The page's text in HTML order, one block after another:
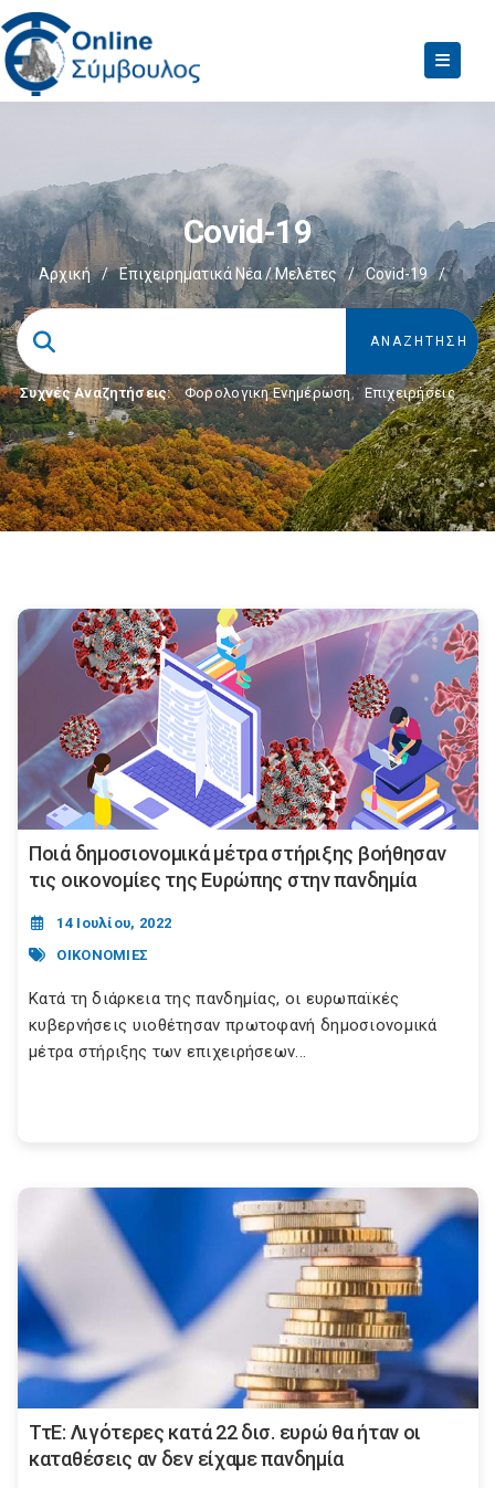
Covid-19
Αρχική / Επιχειρηματικά Νέα / Μελέτες / Covid-19 /
Συχνές Αναζητήσεις: Φορολογικη Ενημέρωση, Επιχειρήσεις
Ποιά δημοσιονομικά μέτρα στήριξης βοήθησαν
τις οικονομίες της Ευρώπης στην πανδημία
14 Ιουλίου, 2022
ΟΙΚΟΝΟΜΙΕΣ
Kατά τη διάρκεια της πανδημίας, οι ευρωπαϊκές
κυβερνήσεις υιοθέτησαν πρωτοφανή δημοσιονομικά
μέτρα στήριξης των επιχειρήσεων...
ΤτΕ: Λιγότερες κατά 22 δισ. ευρώ θα ήταν οι
καταθέσεις αν δεν είχαμε πανδημία